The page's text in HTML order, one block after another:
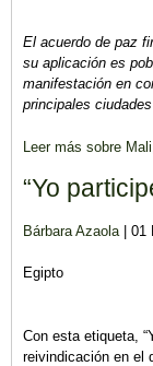
El acuerdo de paz
su aplicación es
manifestación en
principales
Leer más sobre
“Yo
Bárbara Azaola | 01
Egipto
Con esta etiqueta,
reivindicación en el